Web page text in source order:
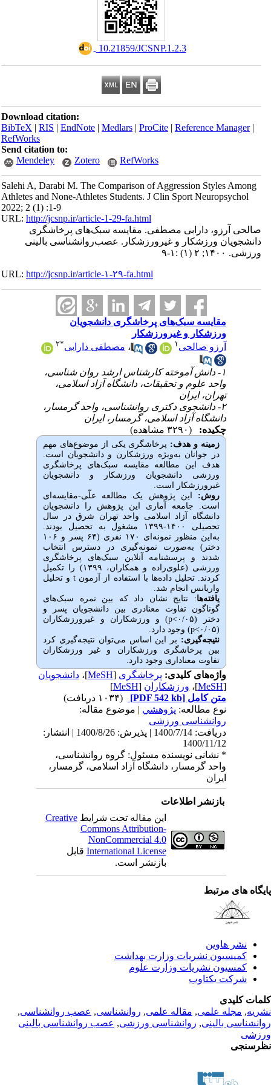
‎ 10.21859/JCSNP.1.2.3
Download citation:
BibTeX|RIS|EndNote|Medlars|ProCite|Reference Manager
RefWorks
Send citation to:
Mendeley
Zotero RefWorks
Salehi A, Darabi M. The Comparison of Aggression Styles Among
Athletes and None-Athletes Students. J Clin Sport Neuropsychol
2022; 2 (1) :1-9
URL:http://jcsnp.ir/article-1-29-fa.html
صالحی آرزو، دارابی مصطفی. مقایسه سبک‌های پرخاشگری
دانشجویان ورزشکار و غیرورزشکار. عصب‌روانشناسی بالینی
ورزشی. ۱۴۰۰; ۲ (۱) :۱-۹
URL:http://jcsnp.ir/article-۱-۲۹-fa.html
مقایسه سبک‌های پرخاشگری دانشجویان
ورزشکار و غیرورزشکار
آرزو صالحی
،مصطفی دارابی ۲
۱- دانش آموخته کارشناس ارشد روان شناسی،
واحد علوم و تحقیقات، دانشگاه آزاد اسلامی،
تهران، ایران
۲- دانشجوی دکتری روانشناسی، واحد گرمسار،
دانشگاه آزاد اسلامی، گرمسار، ایران
چکیده:
زمینه و هدف:پرخاشگری یکی از موضوع‌های مهم
در جوانان به‌ویژه ورزشکارن و دانشجویان است.
هدف این مطالعه مقایسه سبک‌های پرخاشگری
ورزشی دانشجویان ورزشکار و دانشجویان
غیرورزشکار است.
روش:این پژوهش یک مطالعه علّی-مقایسه‌­ای
است. جامعه آماری این پژوهش را دانشجویان
دانشگاه آزاد اسلامی واحد تهران شرق در سال
تحصیلی ۱۴۰۰-۱۳۹۹ مشغول به تحصیل بودند.
به‌این منظور نمونه‌ای ۱۷۰ نفری (۶۴ پسر و ۱۰۶
دختر) به‌صورت نمونه‌گیری در دسترس انتخاب
شدند و پرسشنامه آنلاین سبک‌های پرخاشگری
ورزشی (علوی‌زاده و همکاران، ۱۳۹۹) را تکمیل
کردند. تحلیل داده‌ها با استفاده از آزمون t و تحلیل
واریانس انجام شد.
یافته‌ها: نتایج نشان داد که بین نمره سبک‌های
گوناگون تفاوت معنادری بین دانشجویان پسر و
دختر (۰/۰۵>p) و ورزشکاران و غیرورزشکاران
نتیجه‌‏گیری:بر این اساس می‌توان نتیجه‌گیری کرد
بین پرخاشگری ورزشکاران و غیر ورزشکاران
تفاوت معناداری وجود دارد.
واژه‌های کلیدی:پرخاشگری[
MeSH]،دانشجویان
MeSH]،ورزشکاران [
MeSH
]
متن کامل[PDF 542 kb]
نوع مطالعه:پژوهشي| موضوع مقاله:
روانشناسی ورزشی
دریافت: 1400/7/14 | پذیرش: 1400/8/26 | انتشار:
1400/11/12
* نشانی نویسنده مسئول: گروه روانشناسی،
واحد گرمسار، دانشگاه آزاد اسلامی، گرمسار،
ایران
بازنشر اطلاعات
این مقاله تحت شرایطCreative
Commons Attribution-
NonCommercial 4.0
International Licenseقابل
بازنشر است.
های مرتبط
نشر هاوین
کمیسیون نشریات وزارت بهداشت
کمسیون نشریات وزارت علوم
شرکت یکتاوب
کلیدی
,مجله علمی, مقاله علمی, روانشناسی, عصب روانشناسی,
بالینی, روانشناسی ورزشی, عصب روانشناسی بالینی